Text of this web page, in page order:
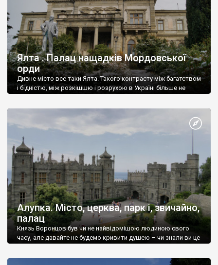
Ялта . Палац нащадків Мордовської
орди
Дивне місто все таки Ялта. Такого контрасту між багатством
і бідністю, між розкішшю і розрухою в Україні більше не
Алупка. Місто, церква, парк і, звичайно,
палац
Князь Воронцов був чи не найвідомішою людиною свого
часу, але давайте не будемо кривити душею – чи знали ви це